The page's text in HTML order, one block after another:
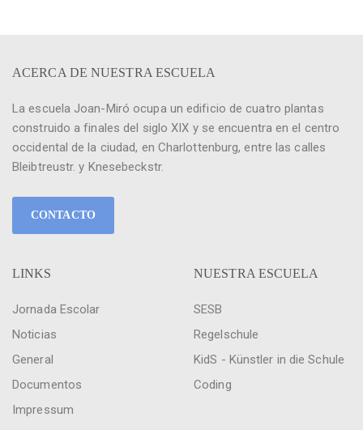
ACERCA DE NUESTRA ESCUELA
La escuela Joan-Miró ocupa un edificio de cuatro plantas
construido a finales del siglo XIX y se encuentra en el centro
occidental de la ciudad, en Charlottenburg, entre las calles
Bleibtreustr. y Knesebeckstr.
CONTACTO
LINKS
Jornada Escolar
Noticias
General
Documentos
Impressum
NUESTRA ESCUELA
SESB
Regelschule
KidS - Künstler in die Schule
Coding